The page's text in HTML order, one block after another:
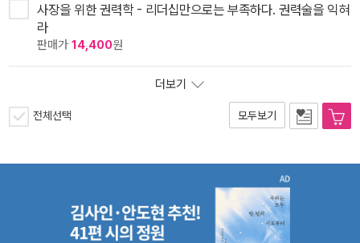
사장을 위한 권력학 - 리더십만으로는 부족하다. 권력술을 익혀
라
판매가 14,400원
더보기
전체선택 모두보기